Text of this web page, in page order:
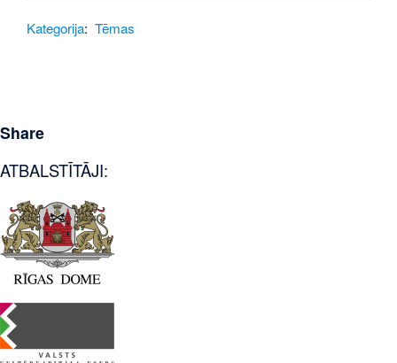
Kategorija: Tēmas
Share
ATBALSTĪTĀJI: